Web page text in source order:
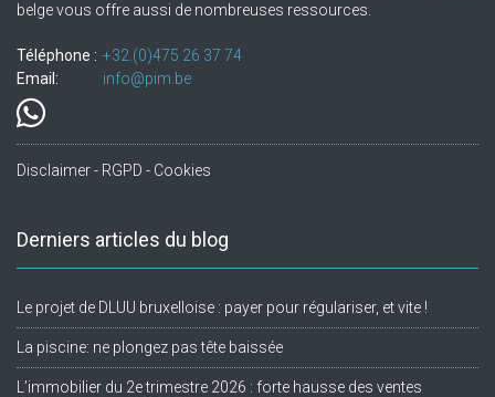
belge vous offre aussi de nombreuses ressources.
Téléphone : +32.(0)475 26 37 74
Email:
info@pim.be
Disclaimer - RGPD - Cookies
Derniers articles du blog
Le projet de DLUU bruxelloise : payer pour régulariser, et vite !
La piscine: ne plongez pas tête baissée
L’immobilier du 2e trimestre 2026 : forte hausse des ventes